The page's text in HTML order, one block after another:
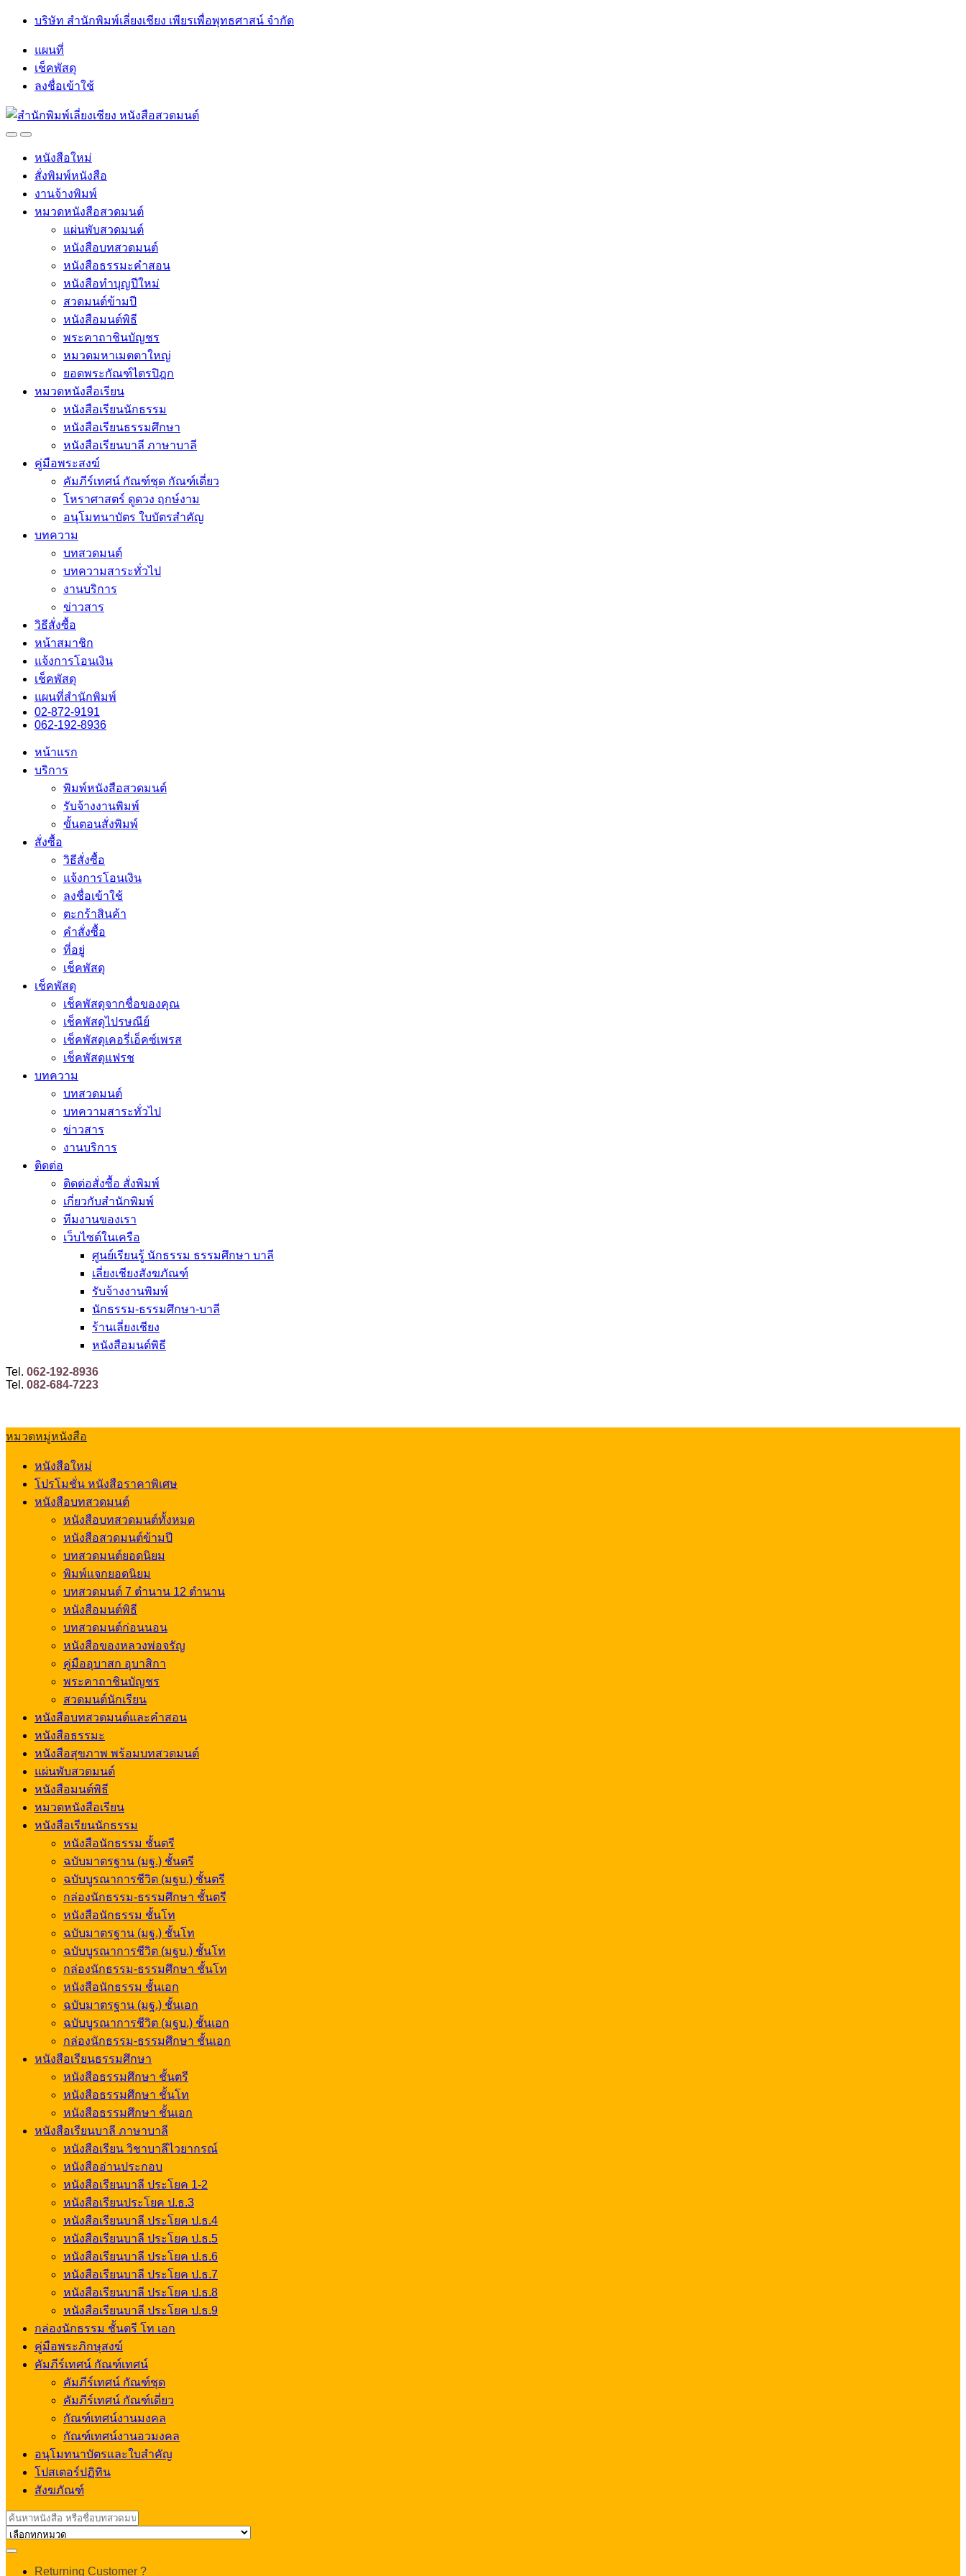
Skip
navigation
Skip
บริษัท สำนักพิมพ์เลี่ยงเชียง เพียรเพื่อพุทธศาสน์ จำกัด
แผนที่
เช็คพัสดุ
ลงชื่อเข้าใช้
OpenClose
หนังสือใหม่
สั่งพิมพ์หนังสือ
งานจ้างพิมพ์
หมวดหนังสือสวดมนต์
แผ่นพับสวดมนต์
หนังสือบทสวดมนต์
หนังสือธรรมะคำสอน
หนังสือทำบุญปีใหม่
สวดมนต์ข้ามปี
หนังสือมนต์พิธี
พระคาถาชินบัญชร
หมวดมหาเมตตาใหญ่
ยอดพระกัณฑ์ไตรปิฎก
หมวดหนังสือเรียน
หนังสือเรียนนักธรรม
หนังสือเรียนธรรมศึกษา
หนังสือเรียนบาลี ภาษาบาลี
คู่มือพระสงฆ์
คัมภีร์เทศน์ กัณฑ์ชุด กัณฑ์เดี่ยว
โหราศาสตร์ ดูดวง ฤกษ์งาม
อนุโมทนาบัตร ใบบัตรสำคัญ
บทความ
บทสวดมนต์
บทความสาระทั่วไป
งานบริการ
ข่าวสาร
วิธีสั่งซื้อ
หน้าสมาชิก
แจ้งการโอนเงิน
เช็คพัสดุ
แผนที่สำนักพิมพ์
02-872-9191
062-192-8936
หน้าแรก
บริการ
พิมพ์หนังสือสวดมนต์
รับจ้างงานพิมพ์
ขั้นตอนสั่งพิมพ์
สั่งซื้อ
วิธีสั่งซื้อ
แจ้งการโอนเงิน
ลงชื่อเข้าใช้
ตะกร้าสินค้า
คำสั่งซื้อ
ที่อยู่
เช็คพัสดุ
เช็คพัสดุ
เช็คพัสดุจากชื่อของคุณ
เช็คพัสดุไปรษณีย์
เช็คพัสดุเคอรี่เอ็คซ์เพรส
เช็คพัสดุแฟรช
บทความ
บทสวดมนต์
บทความสาระทั่วไป
ข่าวสาร
งานบริการ
ติดต่อ
ติดต่อสั่งซื้อ สั่งพิมพ์
เกี่ยวกับสำนักพิมพ์
ทีมงานของเรา
เว็บไซต์ในเครือ
ศูนย์เรียนรู้ นักธรรม ธรรมศึกษา บาลี
เลี่ยงเชียงสังฆภัณฑ์
รับจ้างงานพิมพ์
นักธรรม-ธรรมศึกษา-บาลี
ร้านเลี่ยงเชียง
หนังสือมนต์พิธี
Tel. 062-192-8936
Tel. 082-684-7223
หมวดหมู่หนังสือ
หนังสือใหม่
โปรโมชั่น หนังสือราคาพิเศษ
หนังสือบทสวดมนต์
หนังสือบทสวดมนต์ทั้งหมด
หนังสือสวดมนต์ข้ามปี
บทสวดมนต์ยอดนิยม
พิมพ์แจกยอดนิยม
บทสวดมนต์ 7 ตำนาน 12 ตำนาน
หนังสือมนต์พิธี
บทสวดมนต์ก่อนนอน
หนังสือของหลวงพ่อจรัญ
คู่มืออุบาสก อุบาสิกา
พระคาถาชินบัญชร
สวดมนต์นักเรียน
หนังสือบทสวดมนต์และคำสอน
หนังสือธรรมะ
หนังสือสุขภาพ พร้อมบทสวดมนต์
แผ่นพับสวดมนต์
หนังสือมนต์พิธี
หมวดหนังสือเรียน
หนังสือเรียนนักธรรม
หนังสือนักธรรม ชั้นตรี
ฉบับมาตรฐาน (มฐ.) ชั้นตรี
ฉบับบูรณาการชีวิต (มฐบ.) ชั้นตรี
กล่องนักธรรม-ธรรมศึกษา ชั้นตรี
หนังสือนักธรรม ชั้นโท
ฉบับมาตรฐาน (มฐ.) ชั้นโท
ฉบับบูรณาการชีวิต (มฐบ.) ชั้นโท
กล่องนักธรรม-ธรรมศึกษา ชั้นโท
หนังสือนักธรรม ชั้นเอก
ฉบับมาตรฐาน (มฐ.) ชั้นเอก
ฉบับบูรณาการชีวิต (มฐบ.) ชั้นเอก
กล่องนักธรรม-ธรรมศึกษา ชั้นเอก
หนังสือเรียนธรรมศึกษา
หนังสือธรรมศึกษา ชั้นตรี
หนังสือธรรมศึกษา ชั้นโท
หนังสือธรรมศึกษา ชั้นเอก
หนังสือเรียนบาลี ภาษาบาลี
หนังสือเรียน วิชาบาลีไวยากรณ์
หนังสืออ่านประกอบ
หนังสือเรียนบาลี ประโยค 1-2
หนังสือเรียนประโยค ป.ธ.3
หนังสือเรียนบาลี ประโยค ป.ธ.4
หนังสือเรียนบาลี ประโยค ป.ธ.5
หนังสือเรียนบาลี ประโยค ป.ธ.6
หนังสือเรียนบาลี ประโยค ป.ธ.7
หนังสือเรียนบาลี ประโยค ป.ธ.8
หนังสือเรียนบาลี ประโยค ป.ธ.9
กล่องนักธรรม ชั้นตรี โท เอก
คู่มือพระภิกษุสงฆ์
คัมภีร์เทศน์ กัณฑ์เทศน์
คัมภีร์เทศน์ กัณฑ์ชุด
คัมภีร์เทศน์ กัณฑ์เดี่ยว
กัณฑ์เทศน์งานมงคล
กัณฑ์เทศน์งานอวมงคล
อนุโมทนาบัตรและใบสำคัญ
โปสเตอร์ปฏิทิน
สังฆภัณฑ์
Search
for:
Returning Customer ?